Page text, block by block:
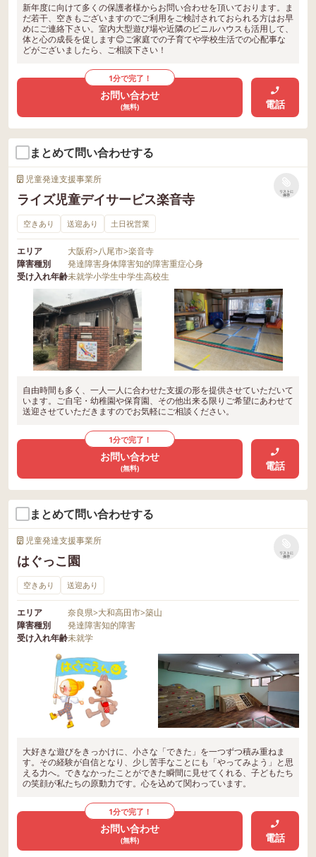
新年度に向けて多くの保護者様からお問い合わせを頂いております。ま
だ若干、空きもございますのでご利用をご検討されておられる方はお早
めにご連絡下さい。室内大型遊び場や近隣のビニルハウスも活用して、
体と心の成長を促します😊ご家庭での子育てや学校生活での心配事な
どがございましたら、ご相談下さい！
1分で完了！
お問い合わせ
(無料) 電話
まとめて問い合わせする
児童発達支援事業所
ライズ児童デイサービス楽音寺
リストに
保存
空きあり 送迎あり 土日祝営業
エリア 大阪府>八尾市>楽音寺
障害種別
発達障害身体障害知的障害重症心身
受け入れ年齢未就学小学生中学生高校生
自由時間も多く、一人一人に合わせた支援の形を提供させていただいて
います。ご自宅・幼稚園や保育園、その他出来る限りご希望にあわせて
送迎させていただきますのでお気軽にご相談ください。
1分で完了！
お問い合わせ
(無料) 電話
まとめて問い合わせする
児童発達支援事業所
はぐっこ園
リストに
保存
空きあり 送迎あり
エリア 奈良県>大和高田市>築山
障害種別
発達障害知的障害
受け入れ年齢未就学
大好きな遊びをきっかけに、小さな「できた」を一つずつ積み重ねま
す。その経験が自信となり、少し苦手なことにも「やってみよう」と思
える力へ。できなかったことができた瞬間に見せてくれる、子どもたち
の笑顔が私たちの原動力です。心を込めて関わっています。
1分で完了！
お問い合わせ
(無料) 電話